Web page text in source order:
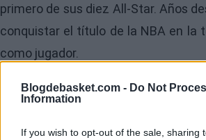
Blogdebasket.com - Do Not
Information
If you wish to opt-out of the sale, sharing
primero de sus diez All-Star. Años
conquistar el título de la NBA en la
como jugador.
Como entrenador, Kidd dirigió
Dallas en 2021. Su mejor resultado